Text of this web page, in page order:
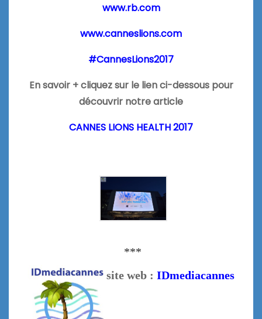
www.rb.com
www.canneslions.com
#CannesLions2017
En savoir + cliquez sur le lien ci-dessous pour
découvrir notre article
CANNES LIONS HEALTH 2017
***
site web : IDmediacannes